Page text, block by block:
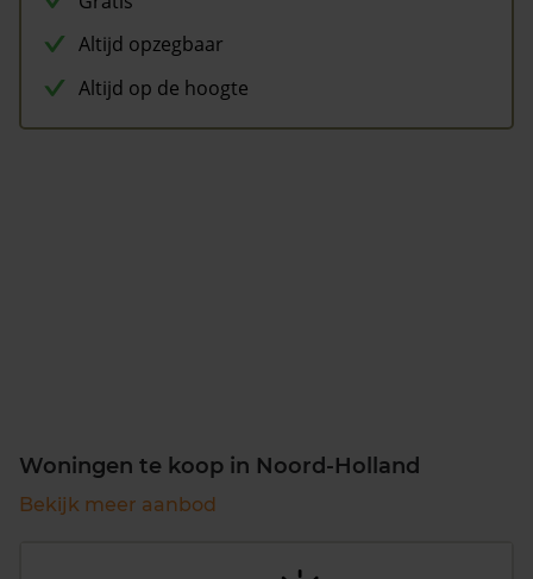
Altijd opzegbaar
Altijd op de hoogte
Woningen te koop in Noord-Holland
Bekijk meer aanbod